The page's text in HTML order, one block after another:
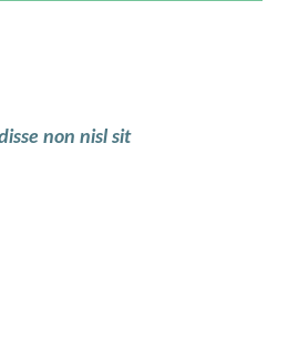
non nisl sit